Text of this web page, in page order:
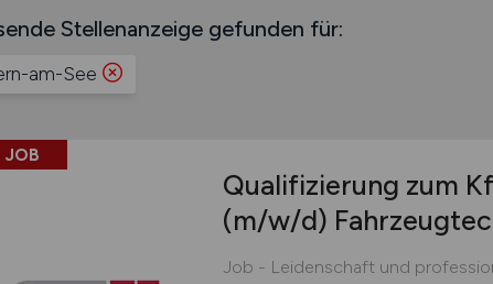
Stellenanzeige gefunden für:
am-See
JOB
Qualifizierung zum
(m/w/d)
Job - Leidenschaft und